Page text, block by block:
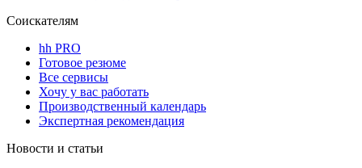
Соискателям
hh PRO
Готовое резюме
Все сервисы
Хочу у вас работать
Производственный календарь
Экспертная рекомендация
Новости и статьи